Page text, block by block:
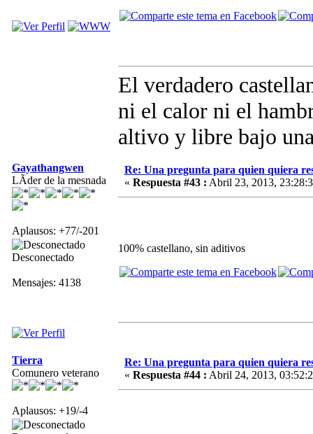
El verdadero
ni el calor ni el
altivo y libre bajo
Gayathangwen
LÃ­der de la mesnada
Aplausos: +77/-201
Desconectado
Mensajes: 4138
Re: Una pregunta para quien quiera
« Respuesta #43 : Abril 23, 2013,
100% castellano, sin aditivos
Tierra
Comunero veterano
Aplausos: +19/-4
Re: Una pregunta para quien quiera
« Respuesta #44 : Abril 24, 2013,